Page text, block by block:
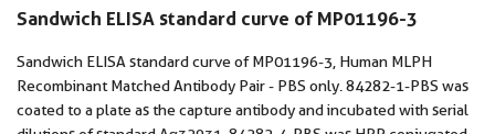
Sandwich ELISA standard curve of MP01196-3
Sandwich ELISA standard curve of MP01196-3, Human MLPH
Recombinant Matched Antibody Pair - PBS only. 84282-1-PBS was
coated to a plate as the capture antibody and incubated with serial